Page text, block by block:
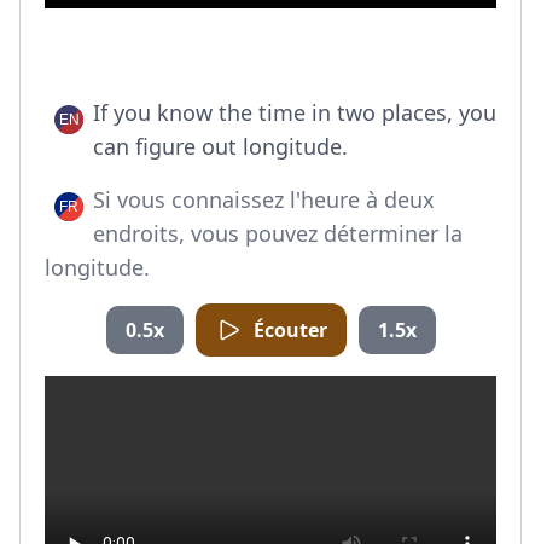
If you know the time in two places, you
can figure out longitude.
Si vous connaissez l'heure à deux
endroits, vous pouvez déterminer la
longitude.
0.5x Écouter 1.5x